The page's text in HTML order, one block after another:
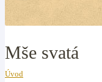
Mše svatá
Úvod